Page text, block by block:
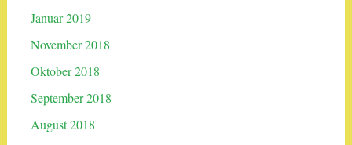
Januar 2019
November 2018
Oktober 2018
September 2018
August 2018